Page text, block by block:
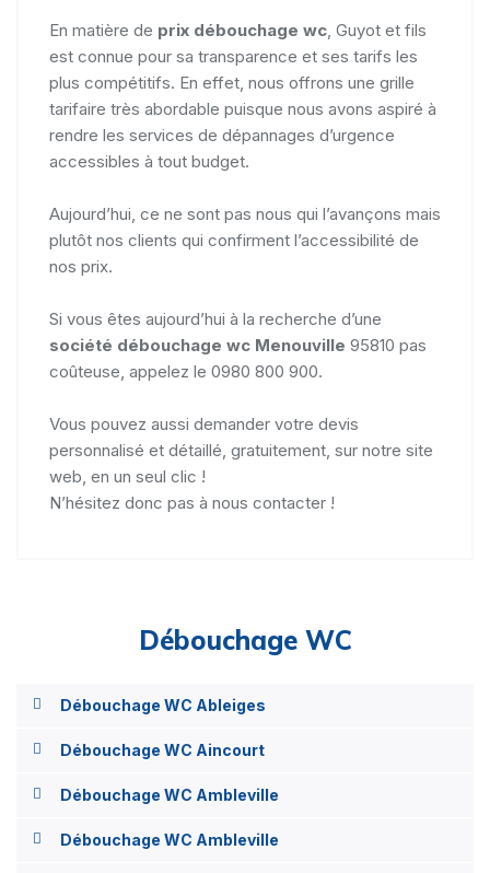
En matière de prix débouchage wc , Guyot et fils
est connue pour sa transparence et ses tarifs les
plus compétitifs. En effet, nous offrons une grille
tarifaire très abordable puisque nous avons aspiré à
rendre les services de dépannages d’urgence
accessibles à tout budget.
Aujourd’hui, ce ne sont pas nous qui l’avançons mais
plutôt nos clients qui confirment l’accessibilité de
nos prix.
Si vous êtes aujourd’hui à la recherche d’une
société débouchage wc Menouville 95810 pas
coûteuse, appelez le 0980 800 900.
Vous pouvez aussi demander votre devis
personnalisé et détaillé, gratuitement, sur notre site
web, en un seul clic !
N’hésitez donc pas à nous contacter !
Débouchage WC
Débouchage WC Ableiges
Débouchage WC Aincourt
Débouchage WC Ambleville
Débouchage WC Ambleville